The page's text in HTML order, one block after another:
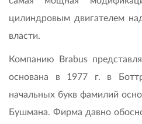
цилиндровым двигателем
власти.
Компанию Brabus
основана в 1977 г. в
начальных букв фамилий
Бушмана. Фирма давно